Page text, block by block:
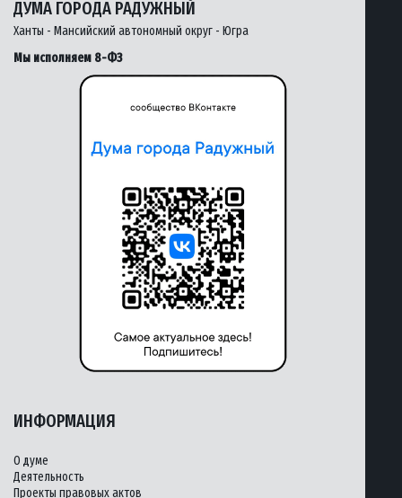
ДУМА ГОРОДА РАДУЖНЫЙ
Ханты - Мансийский автономный округ - Югра
Мы исполняем 8-ФЗ
ИНФОРМАЦИЯ
О думе
Деятельность
Проекты правовых актов